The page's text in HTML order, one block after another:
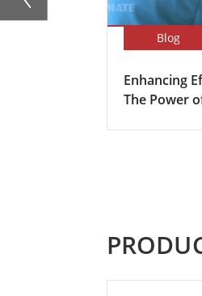
Blog
Enhancing
The Power